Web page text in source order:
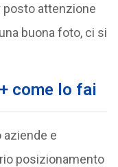
posto attenzione
buona foto, ci si
come lo fai
aziende e
posizionamento